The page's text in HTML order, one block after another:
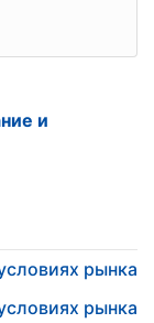
и
рынка
рынка